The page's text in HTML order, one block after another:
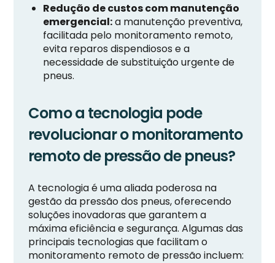
Redução de custos com manutenção
emergencial:a manutenção preventiva,
facilitada pelo monitoramento remoto,
evita reparos dispendiosos e a
necessidade de substituição urgente de
pneus.
Como a tecnologia pode
revolucionar o monitoramento
remoto de pressão de pneus?
A tecnologia é uma aliada poderosa na
gestão da pressão dos pneus, oferecendo
soluções inovadoras que garantem a
máxima eficiência e segurança. Algumas das
principais tecnologias que facilitam o
monitoramento remoto de pressão incluem: